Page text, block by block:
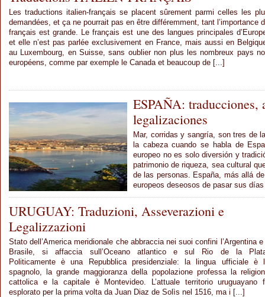
Les traductions italien-français se placent sûrement parmi celles les
demandées, et ça ne pourrait pas en être différemment, tant l’importance
français est grande. Le français est une des langues principales
et elle n’est pas parlée exclusivement en France, mais aussi en
au Luxembourg, en Suisse, sans oublier non plus les nombreux pays
européens, comme par exemple le Canada et beaucoup de [...]
ESPAÑA: traducciones,
legalizaciones
Mar, corridas y sangría, son tres de
la cabeza cuando se habla de
europeo no es solo diversión y
patrimonio de riqueza, sea cultural
de las personas. España, más allá
europeos deseosos de pasar sus
URUGUAY: Traduzioni, Asseverazioni e
Legalizzazioni
Stato dell’America meridionale che abbraccia nei suoi confini l’Argentina e
Brasile, si affaccia sull’Oceano atlantico e sul Rio de la
Politicamente è una Repubblica presidenziale: la lingua ufficiale è
spagnolo, la grande maggioranza della popolazione professa la
cattolica e la capitale è Montevideo. L’attuale territorio uruguayano
esplorato per la prima volta da Juan Diaz de Solìs nel 1516, ma i [...]